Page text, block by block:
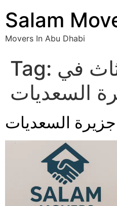
Salam
Movers In Abu Dhabi
Tag: في
السعديات
السعديات